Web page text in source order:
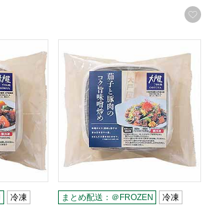
冷凍 まとめ配送：＠FROZEN 冷凍